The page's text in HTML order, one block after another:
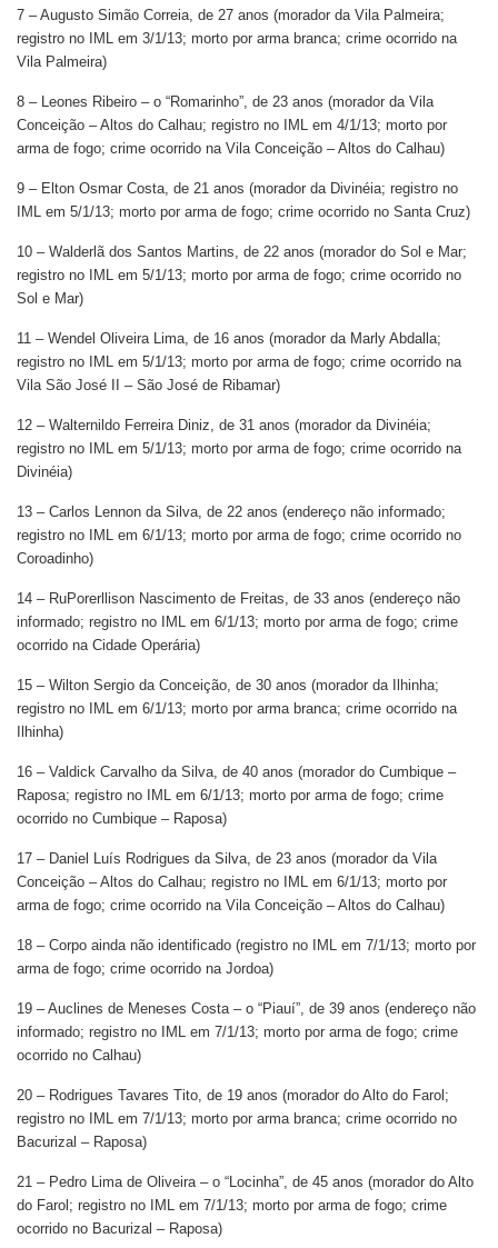
7 – Augusto Simão Correia, de 27 anos (morador da Vila Palmeira;
registro no IML em 3/1/13; morto por arma branca; crime ocorrido na
Vila Palmeira)
8 – Leones Ribeiro – o “Romarinho”, de 23 anos (morador da Vila
Conceição – Altos do Calhau; registro no IML em 4/1/13; morto por
arma de fogo; crime ocorrido na Vila Conceição – Altos do Calhau)
9 – Elton Osmar Costa, de 21 anos (morador da Divinéia; registro no
IML em 5/1/13; morto por arma de fogo; crime ocorrido no Santa Cruz)
10 – Walderlã dos Santos Martins, de 22 anos (morador do Sol e Mar;
registro no IML em 5/1/13; morto por arma de fogo; crime ocorrido no
Sol e Mar)
11 – Wendel Oliveira Lima, de 16 anos (morador da Marly Abdalla;
registro no IML em 5/1/13; morto por arma de fogo; crime ocorrido na
Vila São José II – São José de Ribamar)
12 – Walternildo Ferreira Diniz, de 31 anos (morador da Divinéia;
registro no IML em 5/1/13; morto por arma de fogo; crime ocorrido na
Divinéia)
13 – Carlos Lennon da Silva, de 22 anos (endereço não informado;
registro no IML em 6/1/13; morto por arma de fogo; crime ocorrido no
Coroadinho)
14 – RuPorerllison Nascimento de Freitas, de 33 anos (endereço não
informado; registro no IML em 6/1/13; morto por arma de fogo; crime
ocorrido na Cidade Operária)
15 – Wilton Sergio da Conceição, de 30 anos (morador da Ilhinha;
registro no IML em 6/1/13; morto por arma branca; crime ocorrido na
Ilhinha)
16 – Valdick Carvalho da Silva, de 40 anos (morador do Cumbique –
Raposa; registro no IML em 6/1/13; morto por arma de fogo; crime
ocorrido no Cumbique – Raposa)
17 – Daniel Luís Rodrigues da Silva, de 23 anos (morador da Vila
Conceição – Altos do Calhau; registro no IML em 6/1/13; morto por
arma de fogo; crime ocorrido na Vila Conceição – Altos do Calhau)
18 – Corpo ainda não identificado (registro no IML em 7/1/13; morto por
arma de fogo; crime ocorrido na Jordoa)
19 – Auclines de Meneses Costa – o “Piauí”, de 39 anos (endereço não
informado; registro no IML em 7/1/13; morto por arma de fogo; crime
ocorrido no Calhau)
20 – Rodrigues Tavares Tito, de 19 anos (morador do Alto do Farol;
registro no IML em 7/1/13; morto por arma branca; crime ocorrido no
Bacurizal – Raposa)
21 – Pedro Lima de Oliveira – o “Locinha”, de 45 anos (morador do Alto
do Farol; registro no IML em 7/1/13; morto por arma de fogo; crime
ocorrido no Bacurizal – Raposa)